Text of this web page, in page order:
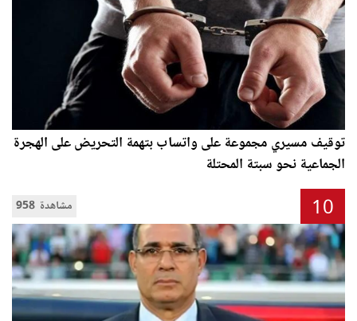
توقيف مسيري مجموعة على واتساب بتهمة التحريض على الهجرة
الجماعية نحو سبتة المحتلة
958 مشاهدة 10